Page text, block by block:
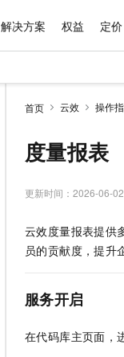
解决方案 权益 定价
首页 云效 操作
度量报表
更新时间： 2026-06-
云效度量报表提供
员的贡献度，提升
服务开启
在代码库主页面，
精选产品
精选解决方案